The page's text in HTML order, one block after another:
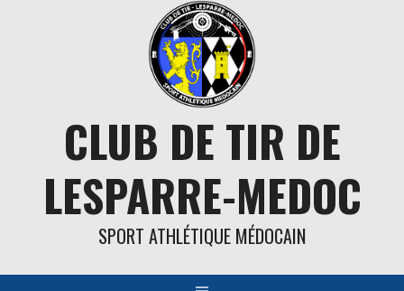
CLUB DE TIR DE
LESPARRE-MEDOC
SPORT ATHLÉTIQUE MÉDOCAIN